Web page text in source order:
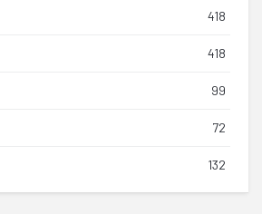
418
418
99
72
132